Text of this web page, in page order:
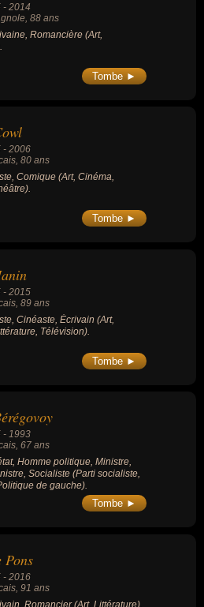
- 2014
, 88 ans
Romancière (Art,
Tombe ►
- 2006
, 80 ans
Comique (Art, Cinéma,
Tombe ►
- 2015
, 89 ans
Cinéaste, Écrivain (Art,
Télévision).
Tombe ►
- 1993
, 67 ans
Homme politique, Ministre,
Socialiste (Parti socialiste,
de gauche).
Tombe ►
- 2016
, 91 ans
Romancier (Art, Littérature).